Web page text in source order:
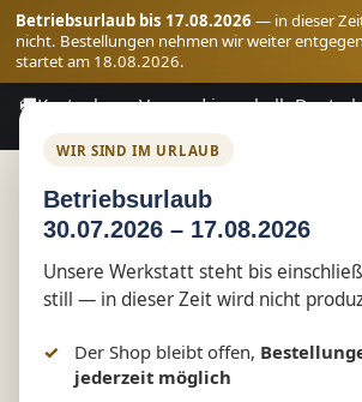
Zum Hauptinhalt springen
Betriebsurlaub bis 17.08.2026 — in dieser
nicht. Bestellungen nehmen wir weiter
startet am 18.08.2026.
WIR SIND IM URLAUB
Betriebsurlaub
30.07.2026 – 17.08.2026
Unsere Werkstatt steht bis
still — in dieser Zeit wird nicht
Der Shop bleibt offen,
jederzeit möglich
🚚Kostenloser Versand innerhalb
Bestellwert
Shop Funwear
auszusehen als wenn